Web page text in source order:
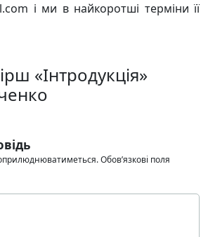
і ми в найкоротші терміни її
«Інтродукція»
Обов’язкові поля